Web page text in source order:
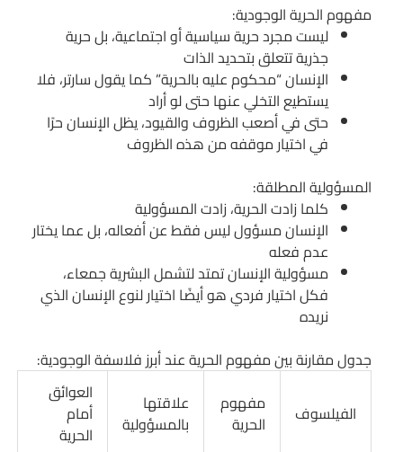
مفهوم الحرية الوجودية:
ليست مجرد حرية سياسية أو اجتماعية، بل حرية
جذرية تتعلق بتحديد الذات
الإنسان “محكوم عليه بالحرية” كما يقول سارتر، فلا
يستطيع التخلي عنها حتى لو أراد
حتى في أصعب الظروف والقيود، يظل الإنسان حرًا
في اختيار موقفه من هذه الظروف
المسؤولية المطلقة:
كلما زادت الحرية، زادت المسؤولية
الإنسان مسؤول ليس فقط عن أفعاله، بل عما يختار
عدم فعله
مسؤولية الإنسان تمتد لتشمل البشرية جمعاء،
فكل اختيار فردي هو أيضًا اختيار لنوع الإنسان الذي
نريده
جدول مقارنة بين مفهوم الحرية عند أبرز فلاسفة الوجودية:
الفيلسوف
مفهوم
الحرية
علاقتها
بالمسؤولية
العوائق
أمام
الحرية